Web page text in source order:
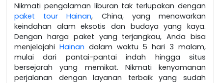
Nikmati pengalaman liburan tak terlupakan dengan
paket tour Hainan, China, yang menawarkan
keindahan alam eksotis dan budaya yang kaya.
Dengan harga paket yang terjangkau, Anda bisa
menjelajahi Hainan dalam waktu 5 hari 3 malam,
mulai dari pantai-pantai indah hingga situs
bersejarah yang memikat. Nikmati kenyamanan
perjalanan dengan layanan terbaik yang sudah